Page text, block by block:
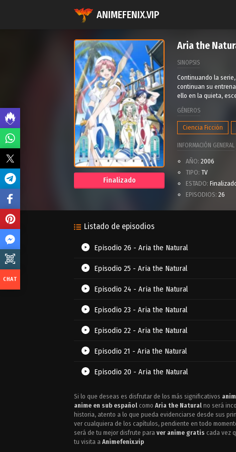
ANIMEFENIX.VIP
Finalizado
Aria the
SINOPSIS
Continuando la
continuan su
ello en la quieta,
GÉNEROS
Ciencia Ficción
INFORMACIÓN GENERAL
AÑO: 2006
TIPO: TV
ESTADO:
EPISODIOS: 26
Listado de episodios
Episodio 26 - Aria the Natural
Episodio 25 - Aria the Natural
Episodio 24 - Aria the Natural
Episodio 23 - Aria the Natural
Episodio 22 - Aria the Natural
Episodio 21 - Aria the Natural
Episodio 20 - Aria the Natural
Episodio 19 - Aria the Natural
Episodio 18 - Aria the Natural
Episodio 17 - Aria the Natural
Si lo que deseas es disfrutar de los más significativos
anime en sub español como Aria the Natural no será
historia, atento a lo que pueda evidenciarse desde sus
ver cualquiera de los capítulos, pendiente en todo
será de tu mejor disfrute para ver anime gratis cada vez
tu visita a Animefenix.vip